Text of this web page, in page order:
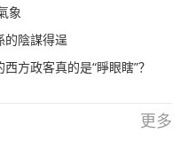
象
的陰謀得逞
方政客真的是“睜眼瞎”？
更多